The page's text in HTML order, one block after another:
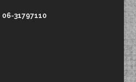
06-31797110